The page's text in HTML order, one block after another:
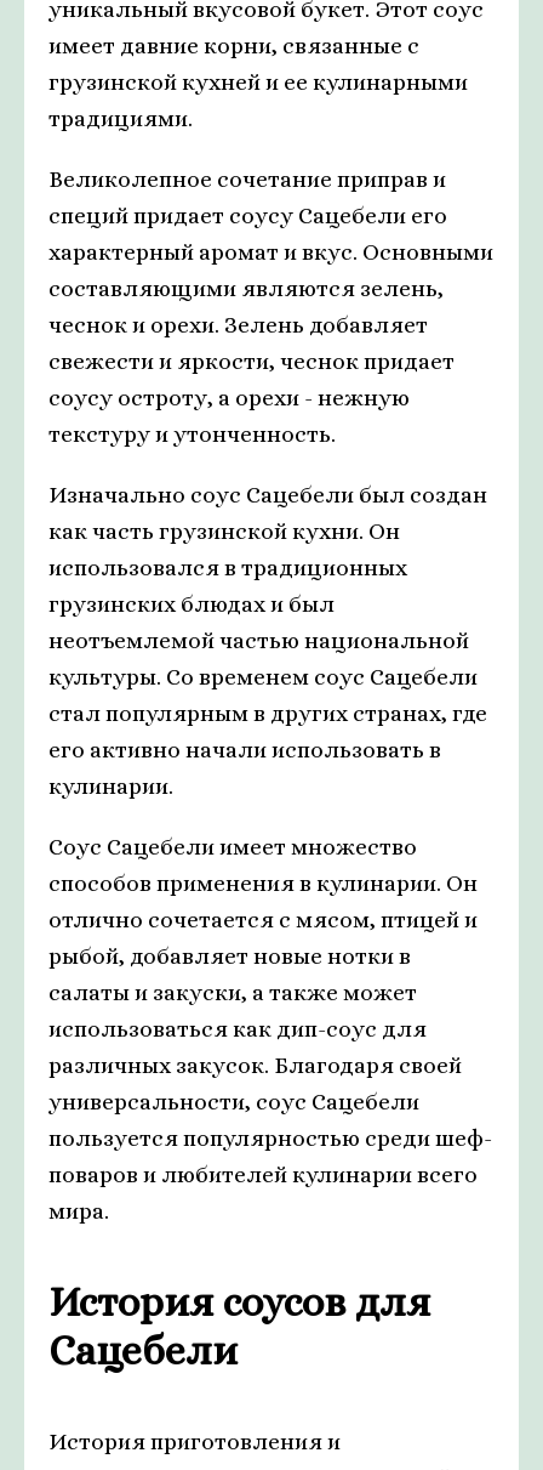
уникальный вкусовой букет. Этот соус
имеет давние корни, связанные с
грузинской кухней и ее кулинарными
традициями.
Великолепное сочетание приправ и
специй придает соусу Сацебели его
характерный аромат и вкус. Основными
составляющими являются зелень,
чеснок и орехи. Зелень добавляет
свежести и яркости, чеснок придает
соусу остроту, а орехи - нежную
текстуру и утонченность.
Изначально соус Сацебели был создан
как часть грузинской кухни. Он
использовался в традиционных
грузинских блюдах и был
неотъемлемой частью национальной
культуры. Со временем соус Сацебели
стал популярным в других странах, где
его активно начали использовать в
кулинарии.
Соус Сацебели имеет множество
способов применения в кулинарии. Он
отлично сочетается с мясом, птицей и
рыбой, добавляет новые нотки в
салаты и закуски, а также может
использоваться как дип-соус для
различных закусок. Благодаря своей
универсальности, соус Сацебели
пользуется популярностью среди шеф-
поваров и любителей кулинарии всего
мира.
История соусов для
Сацебели
История приготовления и